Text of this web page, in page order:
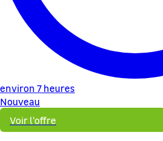
environ 7 heures
Nouveau
Voir l'offre